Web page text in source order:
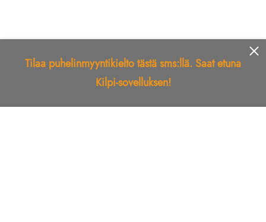
Tilaa puhelinmyyntikielto tästä sms:llä. Saat etuna
Kilpi-sovelluksen!